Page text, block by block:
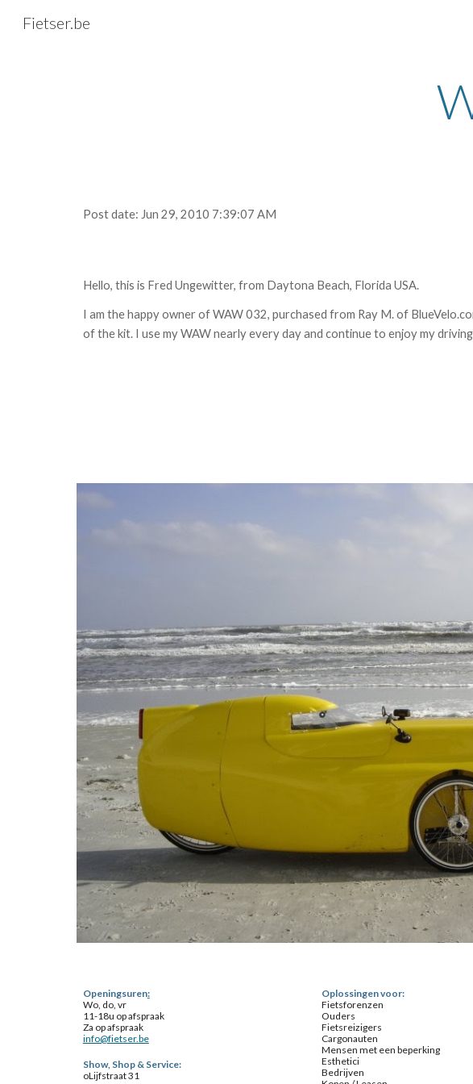
Fietser.be
Post date: Jun 29, 2010 7:39:07 AM
Hello, this is Fred Ungewitter, from Daytona Beach, Florida USA.
I am the happy owner of WAW 032, purchased from Ray M. of
of the kit. I use my WAW nearly every day and continue to enjoy my
Openingsuren:
Wo, do, vr
11-18u op afspraak
Za op afspraak
info@fietser.be
Show, Shop & Service:
oLijfstraat 31
Oplossingen voor:
Fietsforenzen
Ouders
Fietsreizigers
Cargonauten
Mensen met een beperking
Esthetici
Bedrijven